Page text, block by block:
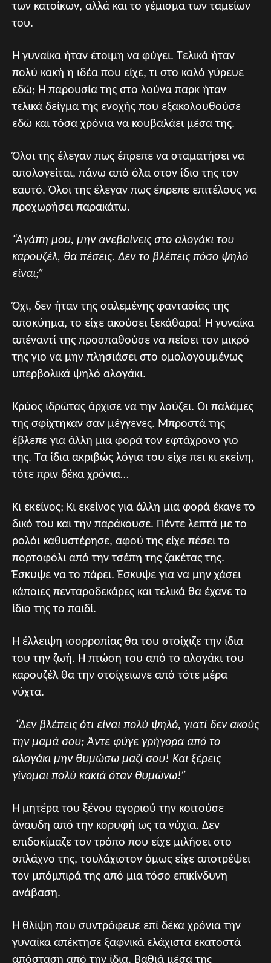
των κατοίκων, αλλά και το γέμισμα των ταμείων
του.
Η γυναίκα ήταν έτοιμη να φύγει. Τελικά ήταν
πολύ κακή η ιδέα που είχε, τι στο καλό γύρευε
εδώ; Η παρουσία της στο λούνα παρκ ήταν
τελικά δείγμα της ενοχής που εξακολουθούσε
εδώ και τόσα χρόνια να κουβαλάει μέσα της.
Όλοι της έλεγαν πως έπρεπε να σταματήσει να
απολογείται, πάνω από όλα στον ίδιο της τον
εαυτό. Όλοι της έλεγαν πως έπρεπε επιτέλους να
προχωρήσει παρακάτω.
“Αγάπη μου, μην ανεβαίνεις στο αλογάκι του
καρουζέλ, θα πέσεις. Δεν το βλέπεις πόσο ψηλό
είναι;”
Όχι, δεν ήταν της σαλεμένης φαντασίας της
αποκύημα, το είχε ακούσει ξεκάθαρα! Η γυναίκα
απέναντί της προσπαθούσε να πείσει τον μικρό
της γιο να μην πλησιάσει στο ομολογουμένως
υπερβολικά ψηλό αλογάκι.
Kρύος ιδρώτας άρχισε να την λούζει. Οι παλάμες
της σφίχτηκαν σαν μέγγενες. Μπροστά της
έβλεπε για άλλη μια φορά τον εφτάχρονο γιο
της. Τα ίδια ακριβώς λόγια του είχε πει κι εκείνη,
τότε πριν δέκα χρόνια…
Κι εκείνος; Κι εκείνος για άλλη μια φορά έκανε το
δικό του και την παράκουσε. Πέντε λεπτά με το
ρολόι καθυστέρησε, αφού της είχε πέσει το
πορτοφόλι από την τσέπη της ζακέτας της.
Έσκυψε να το πάρει. Έσκυψε για να μην χάσει
κάποιες πενταροδεκάρες και τελικά θα έχανε το
ίδιο της το παιδί.
Η έλλειψη ισορροπίας θα του στοίχιζε την ίδια
του την ζωή. Η πτώση του από το αλογάκι του
καρουζέλ θα την στοίχειωνε από τότε μέρα
νύχτα.
“Δεν βλέπεις ότι είναι πολύ ψηλό, γιατί δεν ακούς
την μαμά σου; Άντε φύγε γρήγορα από το
αλογάκι μην θυμώσω μαζί σου! Και ξέρεις
γίνομαι πολύ κακιά όταν θυμώνω!”
Η μητέρα του ξένου αγοριού την κοιτούσε
άναυδη από την κορυφή ως τα νύχια. Δεν
επιδοκίμαζε τον τρόπο που είχε μιλήσει στο
σπλάχνο της, τουλάχιστον όμως είχε αποτρέψει
τον μπόμπιρά της από μια τόσο επικίνδυνη
ανάβαση.
Η θλίψη που συντρόφευε επί δέκα χρόνια την
γυναίκα απέκτησε ξαφνικά ελάχιστα εκατοστά
απόσταση από την ίδια. Βαθιά μέσα της